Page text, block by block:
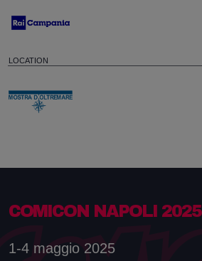
LOCATION
COMICON NAPOLI 2025
1-4 maggio 2025